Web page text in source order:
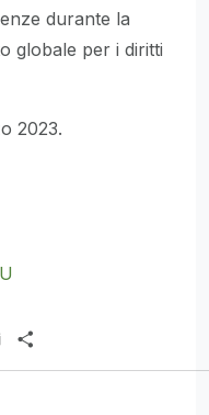
durante la
globale per i diritti
2023.
Email